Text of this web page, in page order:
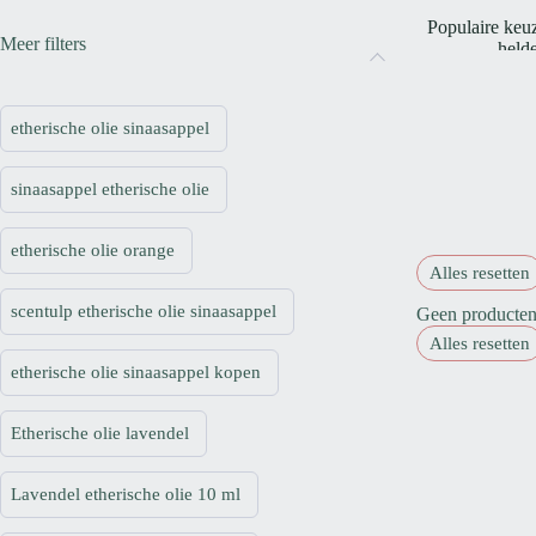
Populaire
Etherische
Etherische olie
Alles resetten
Geen
Alles resetten
Meer filters
etherische olie sinaasappel
sinaasappel etherische olie
etherische olie orange
scentulp etherische olie sinaasappel
etherische olie sinaasappel kopen
Etherische olie lavendel
Lavendel etherische olie 10 ml